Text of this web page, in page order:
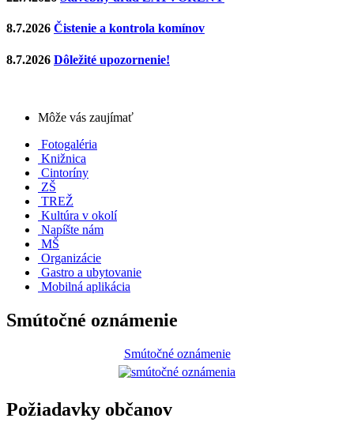
8.7.2026 Čistenie a kontrola komínov
8.7.2026 Dôležité upozornenie!
Môže vás zaujímať
Fotogaléria
Knižnica
Cintoríny
ZŠ
TREŽ
Kultúra v okolí
Napíšte nám
MŠ
Organizácie
Gastro a ubytovanie
Mobilná aplikácia
Smútočné oznámenie
Smútočné oznámenie
Požiadavky občanov